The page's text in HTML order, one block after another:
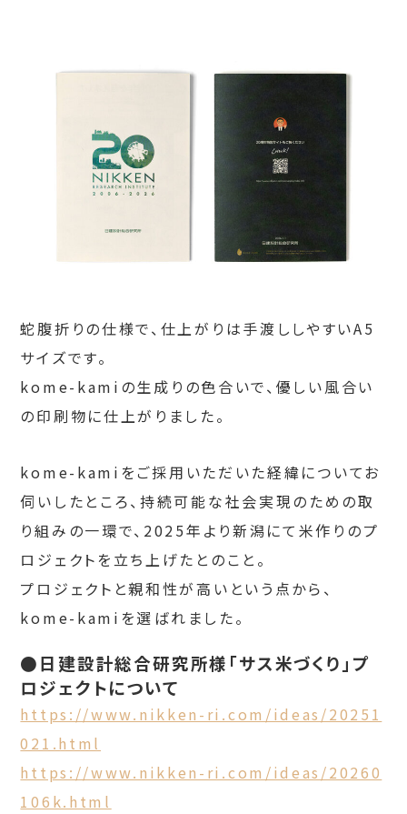
蛇腹折りの仕様で、仕上がりは手渡ししやすいA5
サイズです。
kome-kamiの生成りの色合いで、優しい風合い
の印刷物に仕上がりました。
kome-kamiをご採用いただいた経緯についてお
伺いしたところ、持続可能な社会実現のための取
り組みの一環で、2025年より新潟にて米作りのプ
ロジェクトを立ち上げたとのこと。
プロジェクトと親和性が高いという点から、
kome-kamiを選ばれました。
●日建設計総合研究所様「サス米づくり」プ
ロジェクトについて
https://www.nikken-ri.com/ideas/20251
021.html
https://www.nikken-ri.com/ideas/20260
106k.html